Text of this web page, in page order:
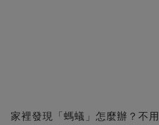
家裡發現「螞蟻」怎麼辦？不